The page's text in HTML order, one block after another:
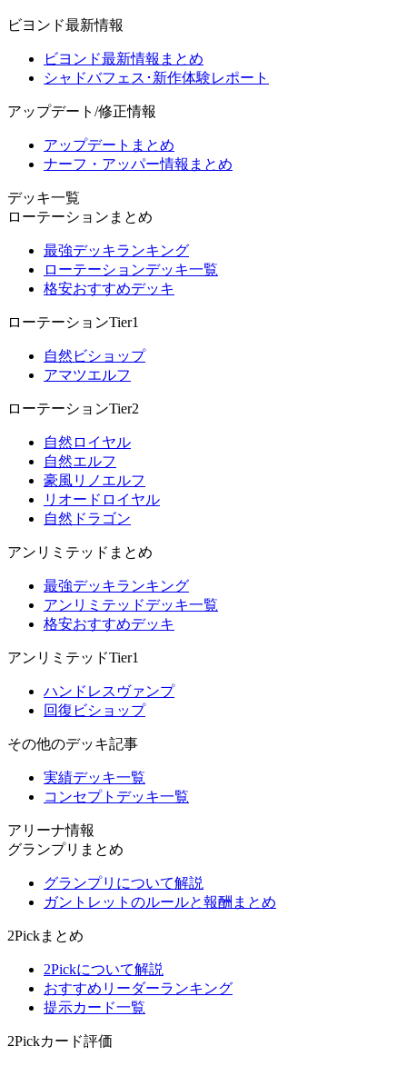
ビヨンド最新情報
ビヨンド最新情報まとめ
シャドバフェス･新作体験レポート
アップデート/修正情報
アップデートまとめ
ナーフ・アッパー情報まとめ
デッキ一覧
ローテーションまとめ
最強デッキランキング
ローテーションデッキ一覧
格安おすすめデッキ
ローテーションTier1
自然ビショップ
アマツエルフ
ローテーションTier2
自然ロイヤル
自然エルフ
豪風リノエルフ
リオードロイヤル
自然ドラゴン
アンリミテッドまとめ
最強デッキランキング
アンリミテッドデッキ一覧
格安おすすめデッキ
アンリミテッドTier1
ハンドレスヴァンプ
回復ビショップ
その他のデッキ記事
実績デッキ一覧
コンセプトデッキ一覧
アリーナ情報
グランプリまとめ
グランプリについて解説
ガントレットのルールと報酬まとめ
2Pickまとめ
2Pickについて解説
おすすめリーダーランキング
提示カード一覧
2Pickカード評価